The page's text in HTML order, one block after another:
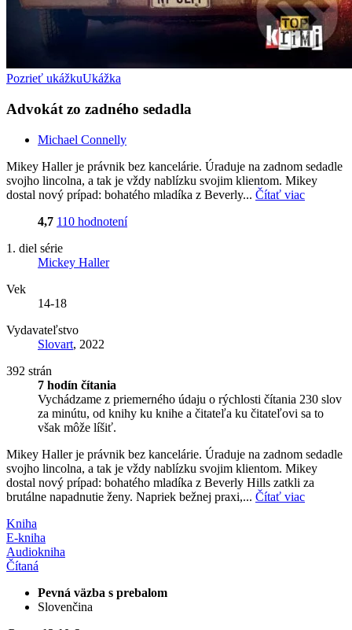
Pozrieť ukážkuUkážka
Advokát zo zadného sedadla
Michael Connelly
Mikey Haller je právnik bez kancelárie. Úraduje na zadnom sedadle
svojho lincolna, a tak je vždy nablízku svojim klientom. Mikey
dostal nový prípad: bohatého mladíka z Beverly... Čítať viac
4,7 110 hodnotení
1. diel série
Mickey Haller
Vek
14-18
Vydavateľstvo
Slovart, 2022
392 strán
7 hodín čítania
Vychádzame z priemerného údaju o rýchlosti čítania 230 slov
za minútu, od knihy ku knihe a čitateľa ku čitateľovi sa to
však môže líšiť.
Mikey Haller je právnik bez kancelárie. Úraduje na zadnom sedadle
svojho lincolna, a tak je vždy nablízku svojim klientom. Mikey
dostal nový prípad: bohatého mladíka z Beverly Hills zatkli za
brutálne napadnutie ženy. Napriek bežnej praxi,... Čítať viac
Kniha
E-kniha
Audiokniha
Čítaná
Pevná väzba s prebalom
Slovenčina